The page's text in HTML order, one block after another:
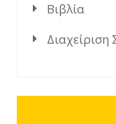
Βιβλία
Διαχείριση